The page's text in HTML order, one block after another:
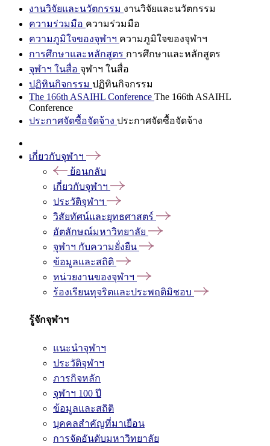
งานวิจัยและนวัตกรรม งานวิจัยและนวัตกรรม
ความร่วมมือ ความร่วมมือ
ความภูมิใจของจุฬาฯ ความภูมิใจของจุฬาฯ
การศึกษาและหลักสูตร การศึกษาและหลักสูตร
จุฬาฯ ในสื่อ จุฬาฯ ในสื่อ
ปฏิทินกิจกรรม ปฏิทินกิจกรรม
The 166th ASAIHL Conference The 166th ASAIHL
Conference
ประกาศจัดซื้อจัดจ้าง ประกาศจัดซื้อจัดจ้าง
เกี่ยวกับจุฬาฯ
ย้อนกลับ
เกี่ยวกับจุฬาฯ
ประวัติจุฬาฯ
วิสัยทัศน์และยุทธศาสตร์
อัตลักษณ์มหาวิทยาลัย
จุฬาฯ กับความยั่งยืน
ข้อมูลและสถิติ
หน่วยงานของจุฬาฯ
ร้องเรียนทุจริตและประพฤติมิชอบ
รู้จักจุฬาฯ
แนะนำจุฬาฯ
ประวัติจุฬาฯ
ภารกิจหลัก
จุฬาฯ 100 ปี
ข้อมูลและสถิติ
บุคคลสำคัญที่มาเยือน
การจัดอันดับมหาวิทยาลัย